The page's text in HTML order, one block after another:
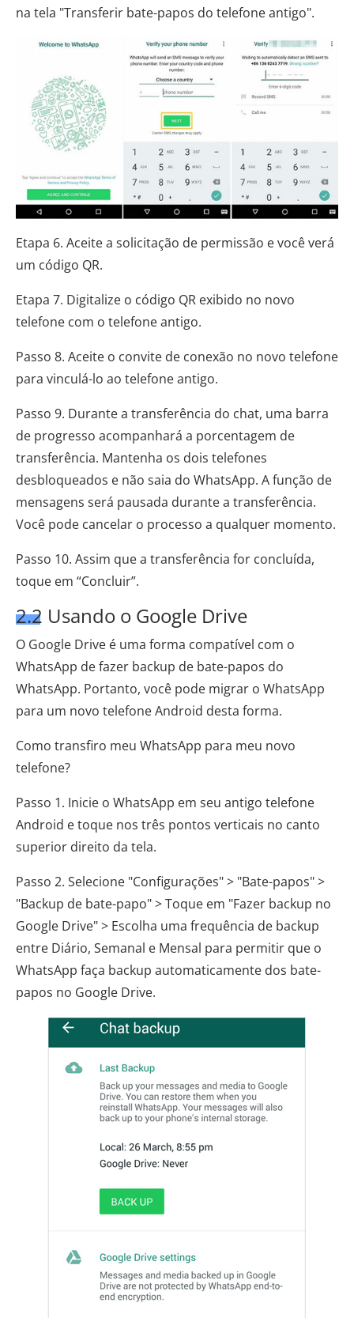
na tela "Transferir bate-papos do telefone antigo".
Etapa 6. Aceite a solicitação de permissão e você verá
um código QR.
Etapa 7. Digitalize o código QR exibido no novo
telefone com o telefone antigo.
Passo 8. Aceite o convite de conexão no novo telefone
para vinculá-lo ao telefone antigo.
Passo 9. Durante a transferência do chat, uma barra
de progresso acompanhará a porcentagem de
transferência. Mantenha os dois telefones
desbloqueados e não saia do WhatsApp. A função de
mensagens será pausada durante a transferência.
Você pode cancelar o processo a qualquer momento.
Passo 10. Assim que a transferência for concluída,
toque em “Concluir”.
2.2 Usando o Google Drive
O Google Drive é uma forma compatível com o
WhatsApp de fazer backup de bate-papos do
WhatsApp. Portanto, você pode migrar o WhatsApp
para um novo telefone Android desta forma.
Como transfiro meu WhatsApp para meu novo
telefone?
Passo 1. Inicie o WhatsApp em seu antigo telefone
Android e toque nos três pontos verticais no canto
superior direito da tela.
Passo 2. Selecione "Configurações" > "Bate-papos" >
"Backup de bate-papo" > Toque em "Fazer backup no
Google Drive" > Escolha uma frequência de backup
entre Diário, Semanal e Mensal para permitir que o
WhatsApp faça backup automaticamente dos bate-
papos no Google Drive.